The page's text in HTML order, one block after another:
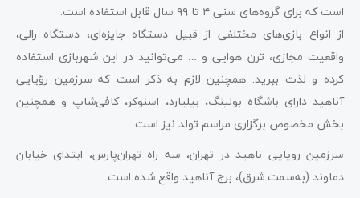
است که برای گروه‌های سنی ۴ تا ۹۹ سال قابل استفاده است.
از انواع بازی‌های مختلفی از قبیل دستگاه جایزه‌ای، دستگاه رالی،
واقعیت مجازی، ترن هوایی و … می‌توانید در این شهربازی استفاده
کرده و لذت ببرید. همچنین لازم به ذکر است که سرزمین رؤیایی
آناهید دارای باشگاه بولینگ، بیلیارد، اسنوکر، کافی‌شاپ و همچنین
بخش مخصوص برگزاری مراسم تولد نیز است.
سرزمین رویایی ناهید در تهران، سه راه تهران‌پارس، ابتدای خیابان
دماوند (به‌سمت شرق)، برج آناهید واقع شده است.